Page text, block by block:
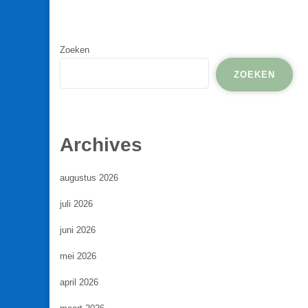
Zoeken
ZOEKEN
Archives
augustus 2026
juli 2026
juni 2026
mei 2026
april 2026